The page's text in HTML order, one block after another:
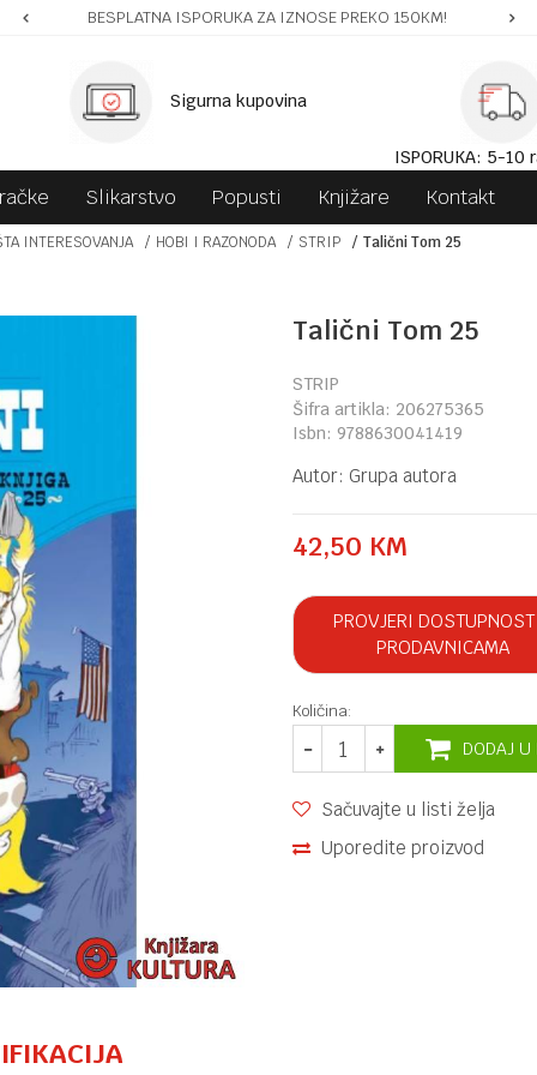
BESPLATNA ISPORUKA ZA IZNOSE PREKO 150KM!
Sigurna kupovina
ISPORUKA: 5-10
Slikarstvo Popusti Knjižare Kontakt
INTERESOVANJA HOBI I RAZONODA STRIP Talični Tom 25
Talični Tom 25
STRIP
Šifra artikla: 206275365
Isbn: 9788630041419
Autor: Grupa autora
42,50 KM
PROVJERI
PRODAVNICAMA
Količina:
DODAJ U
Sačuvajte u listi želja
Uporedite proizvod